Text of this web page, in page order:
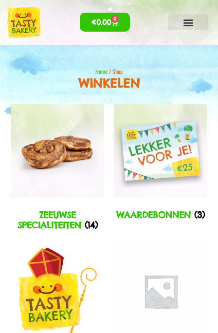
€0.00 0
Home/ Shop
WINKELEN
ZEEUWSE
SPECIALITEITEN (14)
WAARDEBONNEN (3)